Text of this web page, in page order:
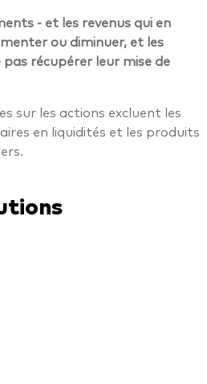
- et les revenus qui en
ou diminuer, et les
récupérer leur mise de
sur les actions excluent les
en liquidités et les produits